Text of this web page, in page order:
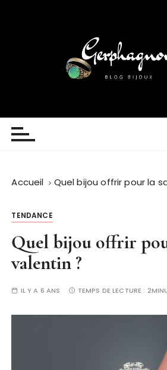
Gerphagnon
Accueil Quel bijou offrir pour la
TENDANCE
Quel bijou offrir
valentin ?
IL Y A 6 ANS TEMPS DE LECTURE :